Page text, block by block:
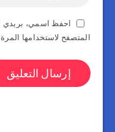
احفظ اسمي، بريدي
المتصفح لاستخدامها